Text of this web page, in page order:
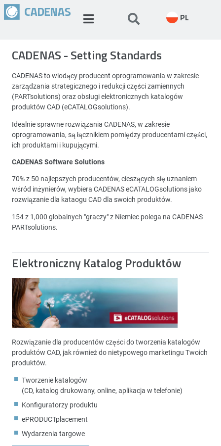
PL
CADENAS - Setting Standards
CADENAS to wiodący producent oprogramowania w zakresie
zarządzania strategicznego i redukcji części zamiennych
(PARTsolutions) oraz obsługi elektronicznych katalogów
produktów CAD (eCATALOGsolutions).
Idealnie sprawne rozwiązania CADENAS, w zakresie
oprogramowania, są łącznikiem pomiędzy producentami części,
ich produktami i kupującymi.
CADENAS Software Solutions
70% z 50 najlepszych producentów, cieszących się uznaniem
wśród inżynierów, wybiera CADENAS eCATALOGsolutions jako
rozwiązanie dla kataogu CAD dla swoich produktów.
154 z 1,000 globalnych "graczy" z Niemiec polega na CADENAS
PARTsolutions.
Elektroniczny Katalog Produktów
Rozwiązanie dla producentów części do tworzenia katalogów
produktów CAD, jak również do nietypowego marketingu Twoich
produktów.
Tworzenie katalogów
(CD, katalog drukowany, online, aplikacja w telefonie)
Konfiguratorzy produktu
ePRODUCTplacement
Wydarzenia targowe